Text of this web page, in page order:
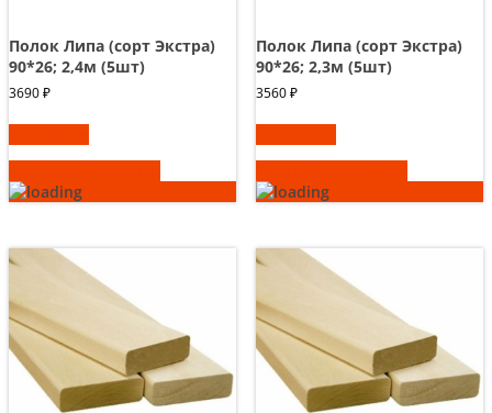
Полок Липа (сорт Экстра)
90*26; 2,4м (5шт)
3690₽
Полок Липа (сорт Экстра)
90*26; 2,3м (5шт)
3560₽